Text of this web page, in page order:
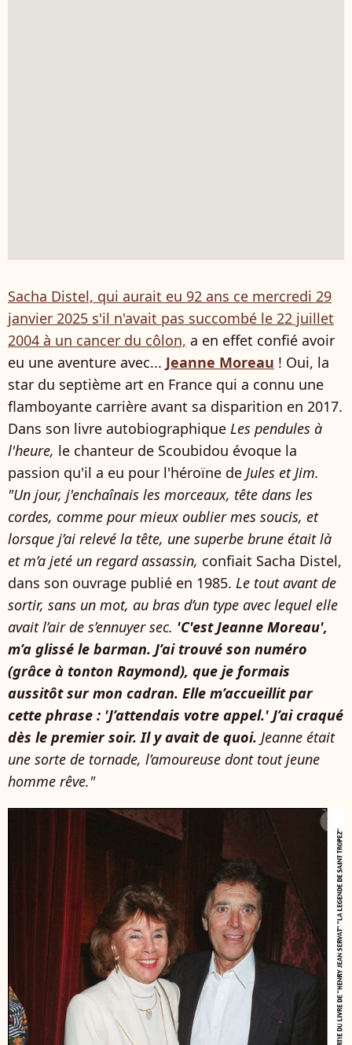
Sacha Distel, qui aurait eu 92 ans ce mercredi 29
janvier 2025 s'il n'avait pas succombé le 22 juillet
2004 à un cancer du côlon, a en effet confié avoir
eu une aventure avec... Jeanne Moreau ! Oui, la
star du septième art en France qui a connu une
flamboyante carrière avant sa disparition en 2017.
Dans son livre autobiographique Les pendules à
l'heure, le chanteur de Scoubidou évoque la
passion qu'il a eu pour l'héroïne de Jules et Jim.
"Un jour, j'enchaînais les morceaux, tête dans les
cordes, comme pour mieux oublier mes soucis, et
lorsque j’ai relevé la tête, une superbe brune était là
et m’a jeté un regard assassin, confiait Sacha Distel,
dans son ouvrage publié en 1985. Le tout avant de
sortir, sans un mot, au bras d’un type avec lequel elle
avait l’air de s’ennuyer sec. 'C'est Jeanne Moreau',
m’a glissé le barman. J’ai trouvé son numéro
(grâce à tonton Raymond), que je formais
aussitôt sur mon cadran. Elle m’accueillit par
cette phrase : 'J’attendais votre appel.' J’ai craqué
dès le premier soir. Il y avait de quoi. Jeanne était
une sorte de tornade, l’amoureuse dont tout jeune
homme rêve."